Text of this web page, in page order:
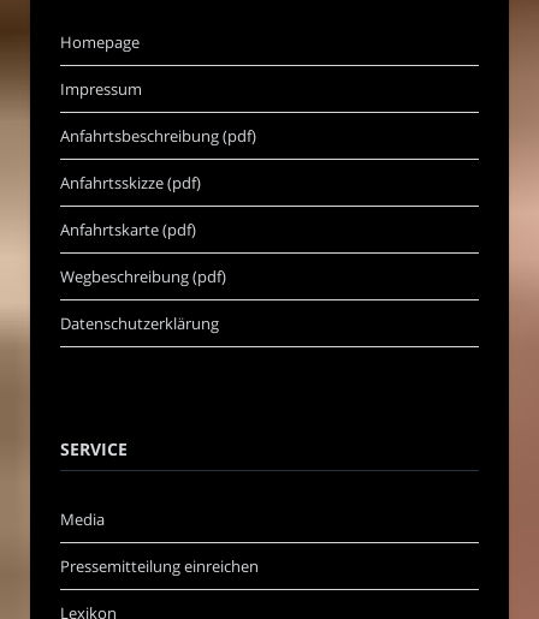
Homepage
Impressum
Anfahrtsbeschreibung (pdf)
Anfahrtsskizze (pdf)
Anfahrtskarte (pdf)
Wegbeschreibung (pdf)
Datenschutzerklärung
SERVICE
Media
Pressemitteilung einreichen
Lexikon